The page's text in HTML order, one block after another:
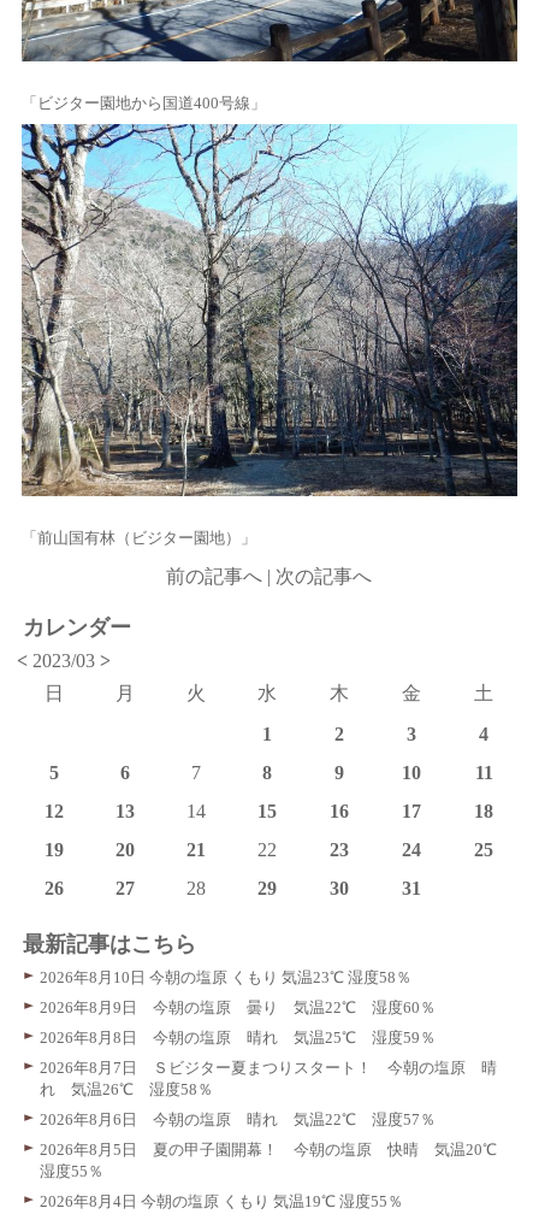
「ビジター園地から国道400号線」
「前山国有林（ビジター園地）」
前の記事へ | 次の記事へ
カレンダー
< 2023/03>
日
月 火 水 木 金
土
1
2 3
4
5
6 7 8 9 10
11
12
13 14 15 16 17
18
19
20 21 22 23 24
25
26
27 28 29 30 31
最新記事はこちら
2026年8月10日 今朝の塩原 くもり 気温23℃ 湿度58％
2026年8月9日 今朝の塩原 曇り 気温22℃ 湿度60％
2026年8月8日 今朝の塩原 晴れ 気温25℃ 湿度59％
2026年8月7日 Ｓビジター夏まつりスタート！ 今朝の塩原 晴
れ 気温26℃ 湿度58％
2026年8月6日 今朝の塩原 晴れ 気温22℃ 湿度57％
2026年8月5日 夏の甲子園開幕！ 今朝の塩原 快晴 気温20℃
湿度55％
2026年8月4日 今朝の塩原 くもり 気温19℃ 湿度55％